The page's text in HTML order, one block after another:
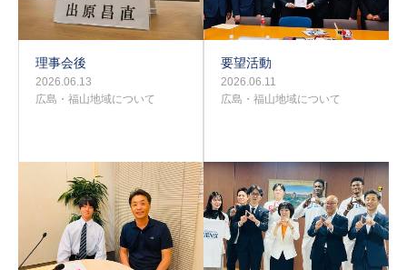
理事会後
2026.06.13
広島・福山地域について
要望活動
2026.06.11
広島・福山地域について